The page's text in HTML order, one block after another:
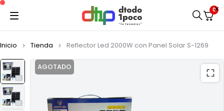
0
Inicio Tienda Reflector Led 2000W con Panel Solar S-1269
AGOTADO